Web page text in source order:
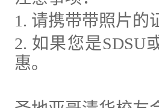
1. 请携带带照片的
2. 如果您是SDSU
惠。